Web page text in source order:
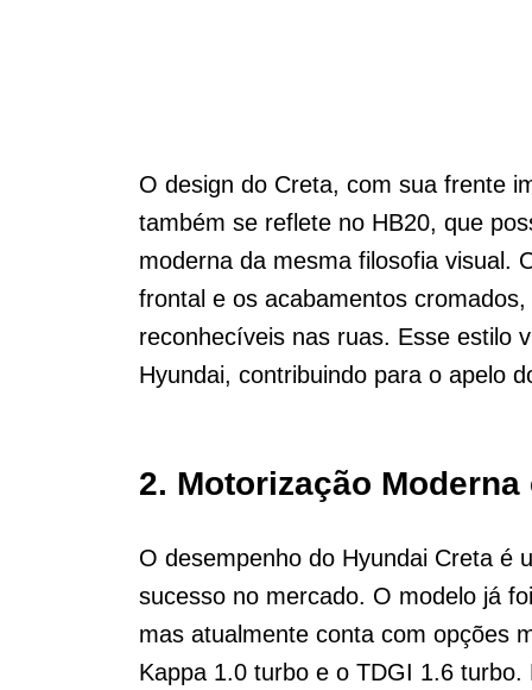
O design do Creta, com sua frente
também se reflete no HB20, que
moderna da mesma filosofia visual.
frontal e os acabamentos
reconhecíveis nas ruas. Esse estilo
Hyundai, contribuindo para o apelo
2. Motorização
O desempenho do Hyundai Creta é
sucesso no mercado. O modelo já
mas atualmente conta com opções
Kappa 1.0 turbo e o TDGI 1.6